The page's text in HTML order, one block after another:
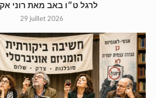
לרגל ט״ו באב מאת רוני
29 juillet 2026